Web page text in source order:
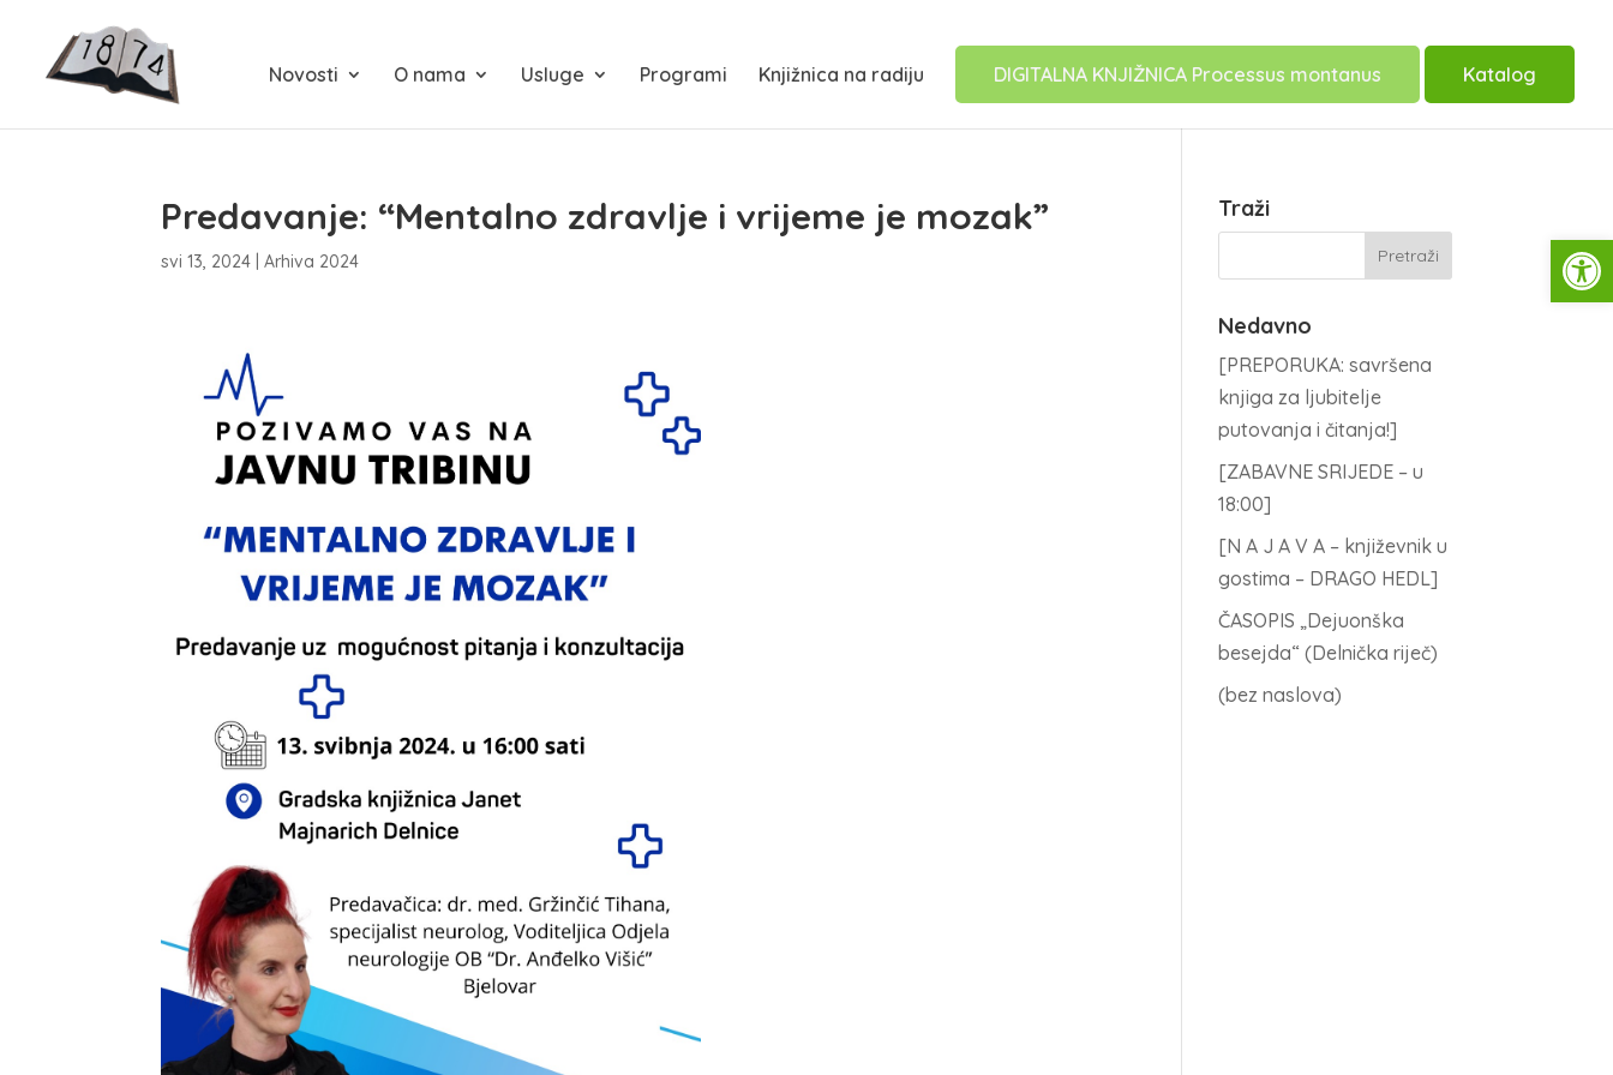
Novosti O nama Usluge Programi Knjižnica na radiju DIGITALNA KNJIŽNICA Processus montanus Katalog
Predavanje: “Mentalno zdravlje i vrijeme je mozak”
svi 13, 2024 |Arhiva 2024
Traži
Nedavno
[PREPORUKA: savršena
knjiga za ljubitelje
putovanja i čitanja!]
[ZABAVNE SRIJEDE – u
18:00]
[N A J A V A – književnik u
gostima – DRAGO HEDL]
ČASOPIS „Dejuonška
besejda“ (Delnička riječ)
(bez naslova)